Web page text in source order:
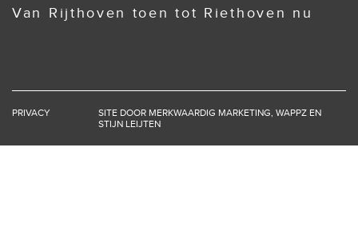
Van Rijthoven toen tot Riethoven nu
PRIVACY SITE DOOR MERKWAARDIG MARKETING, WAPPZ EN
STIJN LEIJTEN